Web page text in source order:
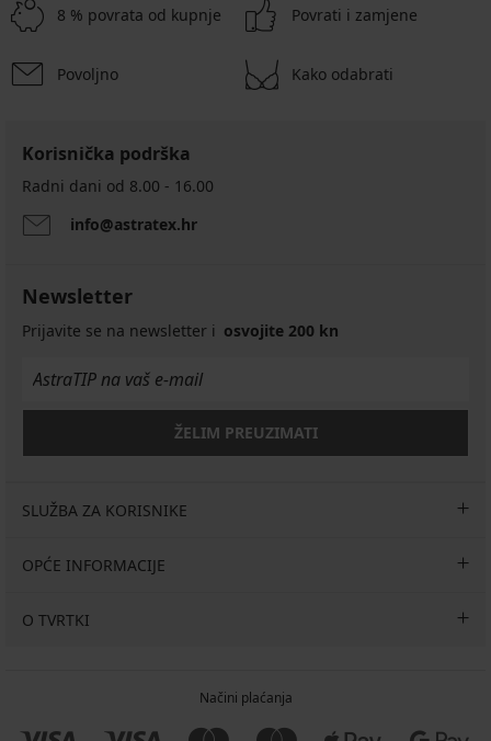
8 % povrata od kupnje Povrati i zamjene
Povoljno Kako odabrati
Korisnička podrška
Radni dani od 8.00 - 16.00
info@astratex.hr
Newsletter
Prijavite se na newsletter i osvojite 200 kn
ŽELIM PREUZIMATI
SLUŽBA ZA KORISNIKE
OPĆE INFORMACIJE
O TVRTKI
Načini plaćanja